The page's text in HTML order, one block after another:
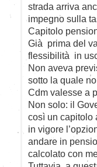
strada arriva
impegno sulla
Capitolo
Già prima del
flessibilità in
Non aveva
sotto la quale
Cdm valesse a
Non solo: il
così un capitolo
in vigore
andare in
calcolato con